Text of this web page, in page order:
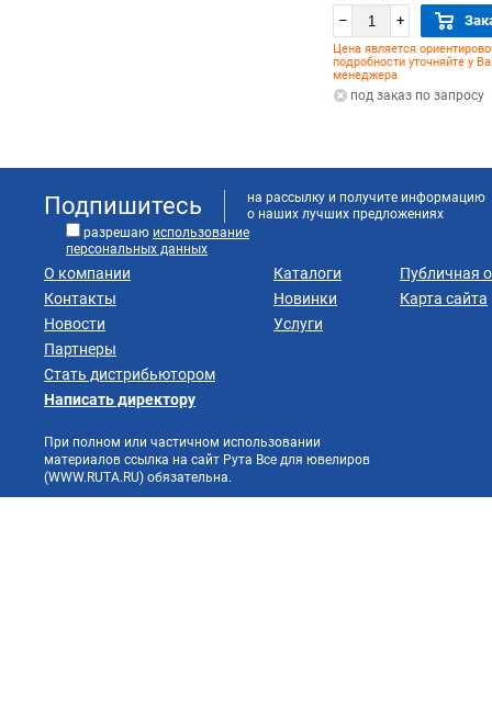
– +
Цена является
подробности уточняйте у
менеджера
под заказ по запросу
Подпишитесь
на рассылку и получите информацию
о наших лучших предложениях
разрешаю использование
персональных данных
О компании
Контакты
Новости
Партнеры
Стать дистрибьютором
Каталоги
Новинки
Услуги
Публичная
Карта сайта
Написать директору
При полном или частичном использовании
материалов ссылка на сайт Рута Все для ювелиров
(WWW.RUTA.RU) обязательна.